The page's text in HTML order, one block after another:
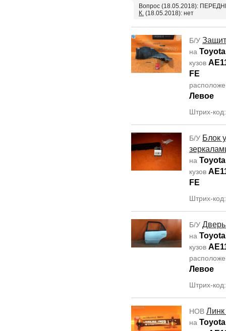
Вопрос (18.05.2018):
К. (18.05.2018): нет
Б/У
на
кузов
FE
Левое
Штрих-
Б/У Блок
на
кузов
FE
Штрих-
Б/У
на
кузов
Левое
Штрих-
НОВ Линк
на